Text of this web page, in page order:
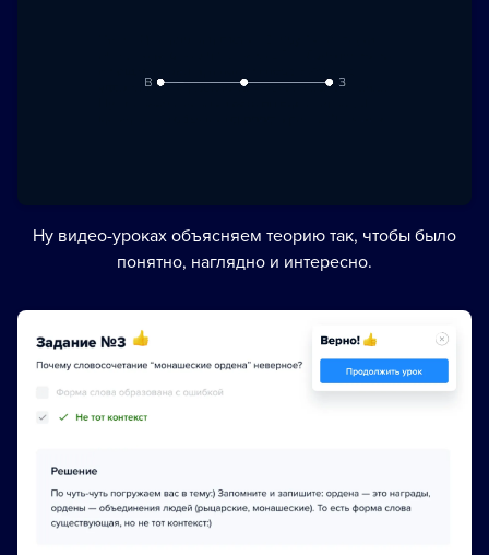
Ну видео-уроках объясняем теорию так, чтобы было
понятно, наглядно и интересно.